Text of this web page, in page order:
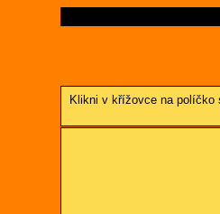
Klikni v křížovce na políčko